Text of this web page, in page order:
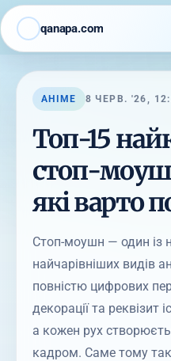
qanapa.com
АНІМЕ 8 ЧЕРВ. '26,
Топ-15
стоп-
які варто
Стоп-моушн — один із
найчарівніших видів
повністю цифрових
декорації та реквізит
а кожен рух
кадром. Саме тому